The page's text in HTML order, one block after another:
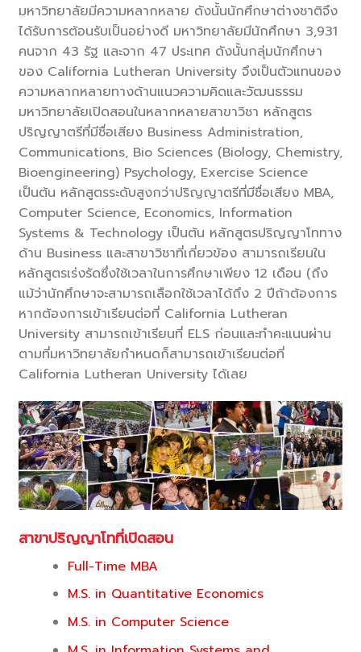
มหาวิทยาลัยมีความหลากหลาย ดังนั้นนักศึกษาต่างชาติจึง
ได้รับการต้อนรับเป็นอย่างดี มหาวิทยาลัยมีนักศึกษา 3,931
คนจาก 43 รัฐ และจาก 47 ประเทศ ดังนั้นกลุ่มนักศึกษา
ของ California Lutheran University จึงเป็นตัวแทนของ
ความหลากหลายทางด้านแนวความคิดและวัฒนธรรม
มหาวิทยาลัยเปิดสอนในหลากหลายสาขาวิชา หลักสูตร
ปริญญาตรีที่มีชื่อเสียง Business Administration,
Communications, Bio Sciences (Biology, Chemistry,
Bioengineering) Psychology, Exercise Science
เป็นต้น หลักสูตรระดับสูงกว่าปริญญาตรีที่มีชื่อเสียง MBA,
Computer Science, Economics, Information
Systems & Technology เป็นต้น หลักสูตรปริญญาโททาง
ด้าน Business และสาขาวิชาที่เกี่ยวข้อง สามารถเรียนใน
หลักสูตรเร่งรัดซึ่งใช้เวลาในการศึกษาเพียง 12 เดือน (ถึง
แม้ว่านักศึกษาจะสามารถเลือกใช้เวลาได้ถึง 2 ปีถ้าต้องการ
หากต้องการเข้าเรียนต่อที่ California Lutheran
University สามารถเข้าเรียนที่ ELS ก่อนและทำคะแนนผ่าน
ตามที่มหาวิทยาลัยกำหนดก็สามารถเข้าเรียนต่อที่
California Lutheran University ได้เลย
สาขาปริญญาโทที่เปิดสอน
Full-Time MBA
M.S. in Quantitative Economics
M.S. in Computer Science